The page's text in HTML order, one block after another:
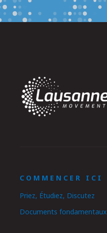
COMMENCER ICI
Priez, Étudiez, Discutez
Documents fondamentaux